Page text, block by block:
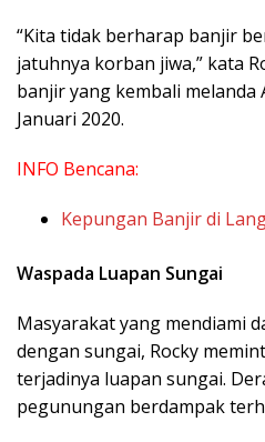
“Kita tidak berharap banjir
jatuhnya korban jiwa,” kata
banjir yang kembali melanda
Januari 2020.
INFO Bencana:
Kepungan Banjir di
Waspada Luapan Sungai
Masyarakat yang mendiami
dengan sungai, Rocky
terjadinya luapan sungai.
pegunungan berdampak